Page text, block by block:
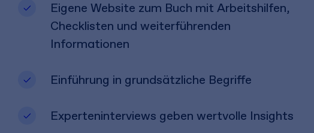
Eigene Website zum Buch mit Arbeitshilfen,
Checklisten und weiterführenden
Informationen
Einführung in grundsätzliche Begriffe
Experteninterviews geben wertvolle Insights